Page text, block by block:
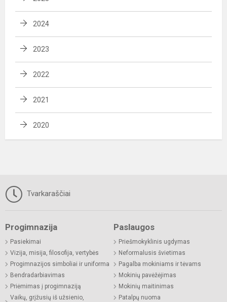
2024
2023
2022
2021
2020
Tvarkaraščiai
Progimnazija
Pasiekimai
Vizija, misija, filosofija, vertybės
Progimnazijos simboliai ir uniforma
Bendradarbiavimas
Priėmimas į progimnaziją
Vaikų, grįžusių iš užsienio,
Paslaugos
Priešmokyklinis ugdymas
Neformalusis švietimas
Pagalba mokiniams ir tėvams
Mokinių pavėžėjimas
Mokinių maitinimas
Patalpų nuoma